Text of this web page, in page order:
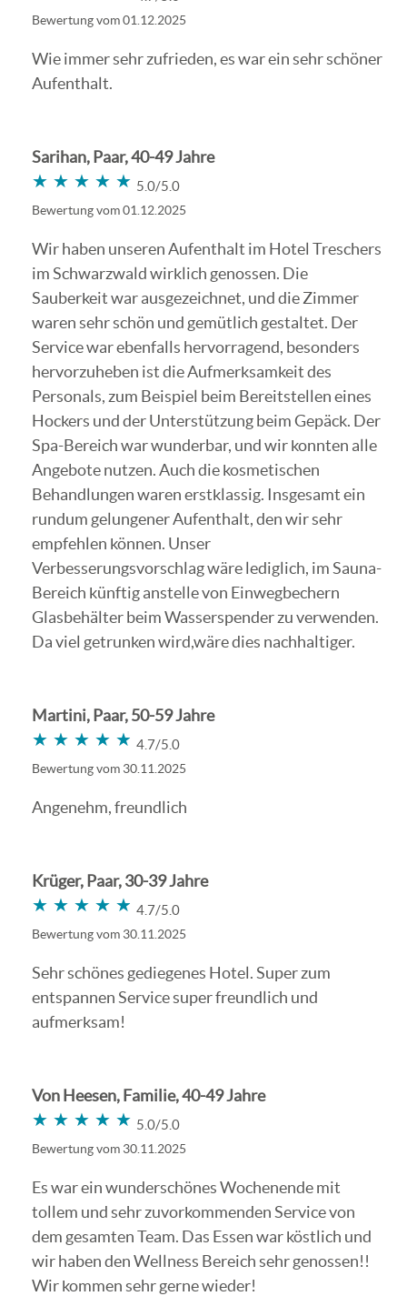
Bewertung vom 01.12.2025
Wie immer sehr zufrieden, es war ein sehr schöner
Aufenthalt.
Sarihan, Paar, 40-49 Jahre
★★★★★
★★★★★ 5.0/5.0
Bewertung vom 01.12.2025
Wir haben unseren Aufenthalt im Hotel Treschers
im Schwarzwald wirklich genossen. Die
Sauberkeit war ausgezeichnet, und die Zimmer
waren sehr schön und gemütlich gestaltet. Der
Service war ebenfalls hervorragend, besonders
hervorzuheben ist die Aufmerksamkeit des
Personals, zum Beispiel beim Bereitstellen eines
Hockers und der Unterstützung beim Gepäck. Der
Spa-Bereich war wunderbar, und wir konnten alle
Angebote nutzen. Auch die kosmetischen
Behandlungen waren erstklassig. Insgesamt ein
rundum gelungener Aufenthalt, den wir sehr
empfehlen können. Unser
Verbesserungsvorschlag wäre lediglich, im Sauna-
Bereich künftig anstelle von Einwegbechern
Glasbehälter beim Wasserspender zu verwenden.
Da viel getrunken wird,wäre dies nachhaltiger.
Martini, Paar, 50-59 Jahre
★★★★★
★★★★★ 4.7/5.0
Bewertung vom 30.11.2025
Angenehm, freundlich
Krüger, Paar, 30-39 Jahre
★★★★★
★★★★★ 4.7/5.0
Bewertung vom 30.11.2025
Sehr schönes gediegenes Hotel. Super zum
entspannen Service super freundlich und
aufmerksam!
Von Heesen, Familie, 40-49 Jahre
★★★★★
★★★★★ 5.0/5.0
Bewertung vom 30.11.2025
Es war ein wunderschönes Wochenende mit
tollem und sehr zuvorkommenden Service von
dem gesamten Team. Das Essen war köstlich und
wir haben den Wellness Bereich sehr genossen!!
Wir kommen sehr gerne wieder!